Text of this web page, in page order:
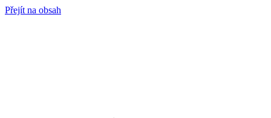
Přejít na obsah